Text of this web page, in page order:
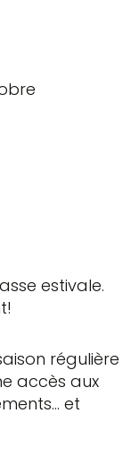
estivale.
régulière
accès aux
et